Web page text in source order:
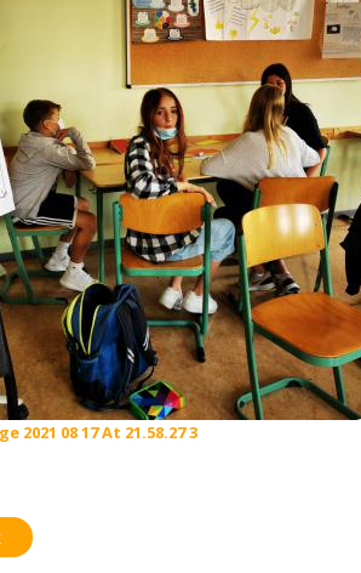
2021 08 17 At 21.58.27 3